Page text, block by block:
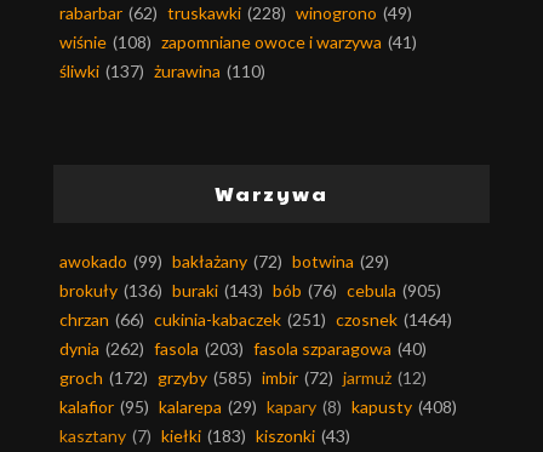
rabarbar (62) truskawki (228) winogrono (49)
wiśnie (108) zapomniane owoce i warzywa (41)
śliwki (137) żurawina (110)
Warzywa
awokado (99) bakłażany (72) botwina (29)
brokuły (136) buraki (143) bób (76) cebula (905)
chrzan (66) cukinia-kabaczek (251) czosnek (1464)
dynia (262) fasola (203) fasola szparagowa (40)
groch (172) grzyby (585) imbir (72) jarmuż (12)
kalafior (95) kalarepa (29) kapary (8) kapusty (408)
kasztany (7) kiełki (183) kiszonki (43)